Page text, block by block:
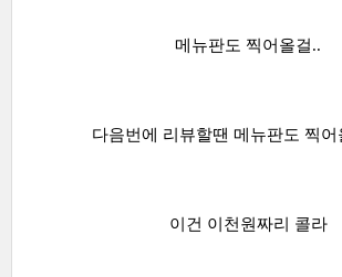
메뉴판도 찍어올걸..
다음번에 리뷰할땐 메뉴판도 찍어
이건 이천원짜리 콜라